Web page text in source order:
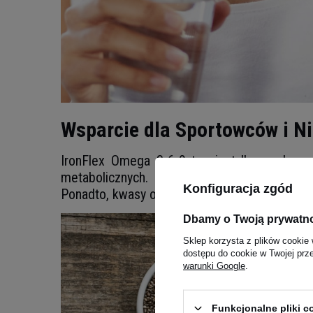
Wsparcie dla Sportowców i
IronFlex Omega 3-6-9 to nie tylko
metabolicznych. Regularne spożywanie
Ponadto, kwasy omega-3 mogą hamować
Konfiguracja zgód
Dbamy o Twoją
Sklep korzysta z plików cookie
dostępu do cookie w Twojej
warunki Google
Funkcjonalne pliki